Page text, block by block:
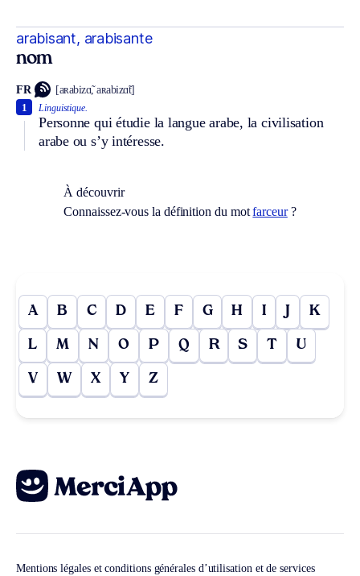
arabisant, arabisante
nom
FR [aʀabizɑ̃, aʀabizɑ̃t]
Linguistique.
Personne qui étudie la langue arabe, la civilisation
arabe ou s’y intéresse.
1
À découvrir
Connaissez-vous la définition du motfarceur?
A B C D E F G H I J K
L M N O P Q R S T U
V W X Y Z
Mentions légales et conditions générales d’utilisation et de services